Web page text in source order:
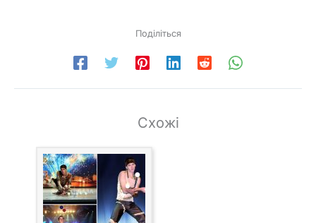
Поділіться
Схожі